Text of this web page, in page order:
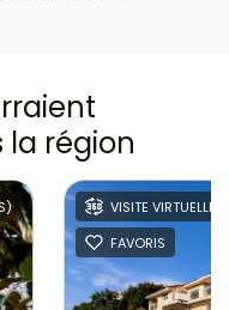
la région
VISITE VIRTUELLE
FAVORIS